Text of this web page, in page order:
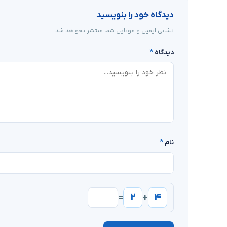
دیدگاه خود را بنویسید
نشانی ایمیل و موبایل شما منتشر نخواهد شد.
دیدگاه *
نام *
۴ + ۲ =